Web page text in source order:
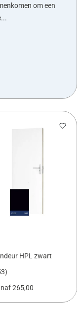
om een
HPL zwart
265,00